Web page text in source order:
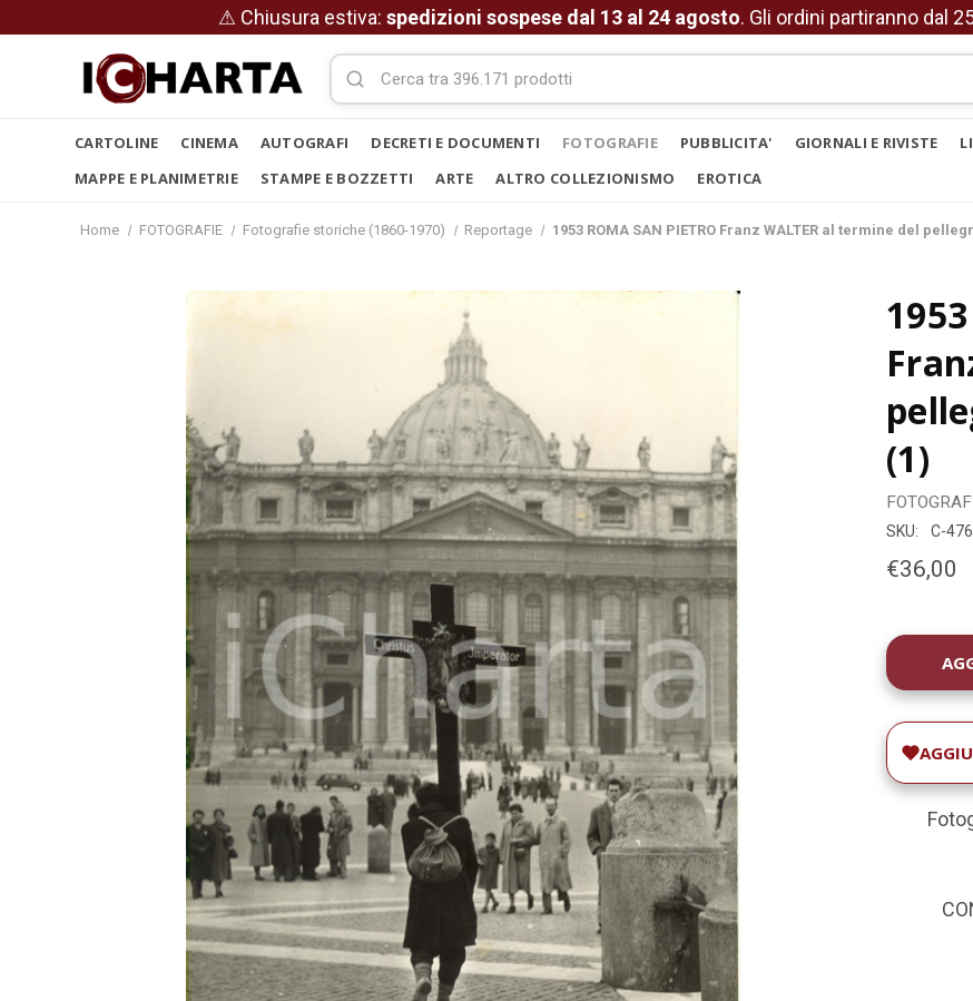
⚠ Chiusura estiva: spedizioni sospese dal 13 al 24 agosto. Gli ordini partiranno dal
CARTOLINE CINEMA AUTOGRAFI DECRETI E DOCUMENTI FOTOGRAFIE PUBBLICITA' GIORNALI E RIVISTE
MAPPE E PLANIMETRIE
STAMPE E BOZZETTI ARTE ALTRO COLLEZIONISMO EROTICA
Home FOTOGRAFIE Fotografie storiche (1860-1970) Reportage 1953 ROMA SAN PIETRO Franz WALTER al termine del
(1)
SKU: C-
€36,00
ATTUALE: